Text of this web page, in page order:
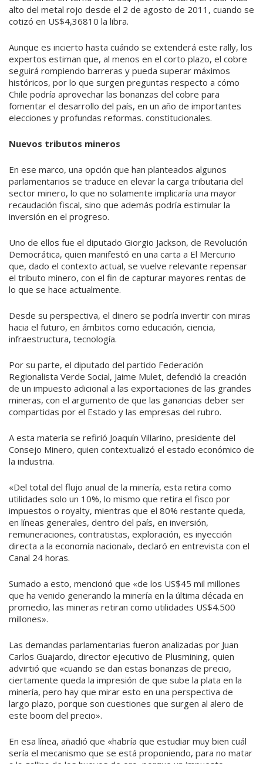
alto del metal rojo desde el 2 de agosto de 2011, cuando se
cotizó en US$4,36810 la libra.
Aunque es incierto hasta cuándo se extenderá este rally, los
expertos estiman que, al menos en el corto plazo, el cobre
seguirá rompiendo barreras y pueda superar máximos
históricos, por lo que surgen preguntas respecto a cómo
Chile podría aprovechar las bonanzas del cobre para
fomentar el desarrollo del país, en un año de importantes
elecciones y profundas reformas. constitucionales.
Nuevos tributos mineros
En ese marco, una opción que han planteados algunos
parlamentarios se traduce en elevar la carga tributaria del
sector minero, lo que no solamente implicaría una mayor
recaudación fiscal, sino que además podría estimular la
inversión en el progreso.
Uno de ellos fue el diputado Giorgio Jackson, de Revolución
Democrática, quien manifestó en una carta a El Mercurio
que, dado el contexto actual, se vuelve relevante repensar
el tributo minero, con el fin de capturar mayores rentas de
lo que se hace actualmente.
Desde su perspectiva, el dinero se podría invertir con miras
hacia el futuro, en ámbitos como educación, ciencia,
infraestructura, tecnología.
Por su parte, el diputado del partido Federación
Regionalista Verde Social, Jaime Mulet, defendió la creación
de un impuesto adicional a las exportaciones de las grandes
mineras, con el argumento de que las ganancias deber ser
compartidas por el Estado y las empresas del rubro.
A esta materia se refirió Joaquín Villarino, presidente del
Consejo Minero, quien contextualizó el estado económico de
la industria.
«Del total del flujo anual de la minería, esta retira como
utilidades solo un 10%, lo mismo que retira el fisco por
impuestos o royalty, mientras que el 80% restante queda,
en líneas generales, dentro del país, en inversión,
remuneraciones, contratistas, exploración, es inyección
directa a la economía nacional», declaró en entrevista con el
Canal 24 horas.
Sumado a esto, mencionó que «de los US$45 mil millones
que ha venido generando la minería en la última década en
promedio, las mineras retiran como utilidades US$4.500
millones».
Las demandas parlamentarias fueron analizadas por Juan
Carlos Guajardo, director ejecutivo de Plusmining, quien
advirtió que «cuando se dan estas bonanzas de precio,
ciertamente queda la impresión de que sube la plata en la
minería, pero hay que mirar esto en una perspectiva de
largo plazo, porque son cuestiones que surgen al alero de
este boom del precio».
En esa línea, añadió que «habría que estudiar muy bien cuál
sería el mecanismo que se está proponiendo, para no matar